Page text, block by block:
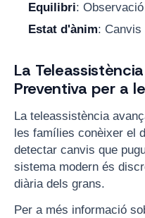
Equilibri:
Estat d'ànim: Canvis
La
Preventiva per a
La teleassistència
les famílies conèixer el
detectar canvis que
sistema modern és
diària dels grans.
Per a més informació